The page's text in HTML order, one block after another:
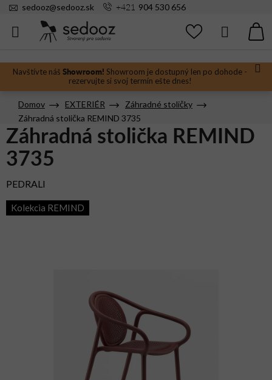
Prejsť
Navštívte náš Showroom! Showroom je dostupný len po dohode -
rezervujte si svoj termín ešte dnes!
sedooz@sedooz.sk +421 904 530 656
Hľadať
Domov EXTERIÉR
Záhradné stoličky
Záhradná stolička REMIND 3735
Záhradná stolička REMIND
3735
PEDRALI
Kolekcia REMIND